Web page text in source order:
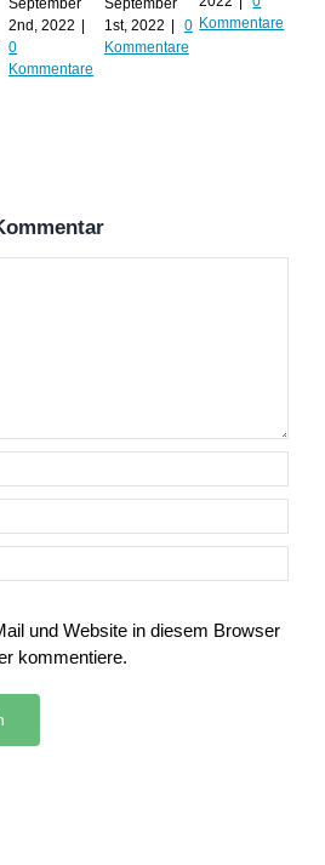
September
2nd, 2022
0
Kommentare
September
1st, 2022
0
Kommentare
Kommentare
und Website in diesem Browser
kommentiere.